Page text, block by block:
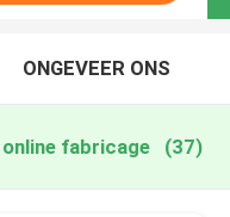
ONGEVEER ONS
fabricage (37)